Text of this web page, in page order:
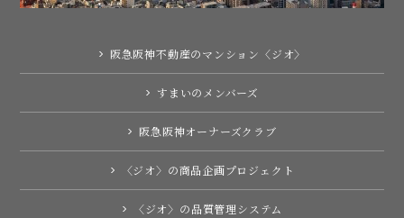
阪急阪神不動産のマンション〈ジオ〉
すまいのメンバーズ
阪急阪神オーナーズクラブ
〈ジオ〉の商品企画プロジェクト
〈ジオ〉の品質管理システム